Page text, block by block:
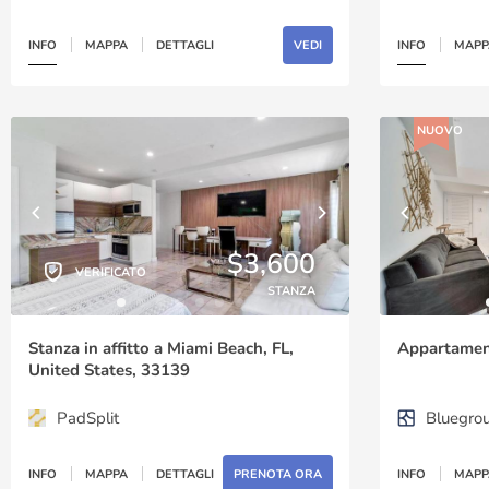
INFO MAPPA DETTAGLI VEDI INFO
VERIFICATO $3,600
STANZA
Stanza in affitto a Miami Beach, FL,
United States, 33139
PadSplit
INFO MAPPA DETTAGLI PRENOTA ORA
NUOVO
INFO